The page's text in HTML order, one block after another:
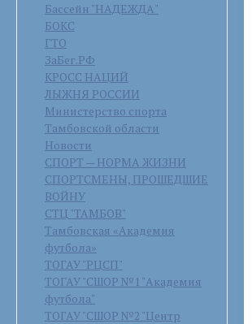
Бассейн "НАДЕЖДА"
БОКС
ГТО
ЗаБег.РФ
КРОСС НАЦИЙ
ЛЫЖНЯ РОССИИ
Министерство спорта
Тамбовской области
Новости
СПОРТ — НОРМА ЖИЗНИ
СПОРТСМЕНЫ, ПРОШЕДШИЕ
ВОЙНУ
СТЦ "ТАМБОВ"
Тамбовская «Академия
футбола»
ТОГАУ "РЦСП"
ТОГАУ "СШОР №1 "Академия
футбола"
ТОГАУ "СШОР №2 "Центр